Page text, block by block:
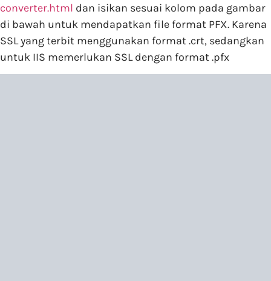
converter.html dan isikan sesuai kolom pada gambar
di bawah untuk mendapatkan file format PFX. Karena
SSL yang terbit menggunakan format .crt, sedangkan
untuk IIS memerlukan SSL dengan format .pfx